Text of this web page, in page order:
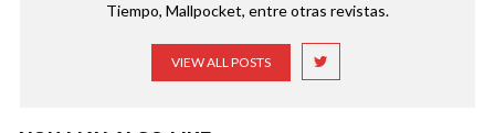
Tiempo, Mallpocket, entre otras revistas.
VIEW ALL POSTS